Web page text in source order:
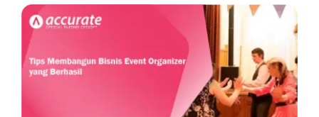
View
Larger
Image